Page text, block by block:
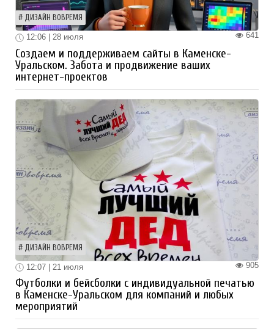
ДИЗАЙН ВОВРЕМЯ
641
12:06 | 28 июля
Создаем и поддерживаем сайты в Каменске-
Уральском. Забота и продвижение ваших
интернет-проектов
ДИЗАЙН ВОВРЕМЯ
905
12:07 | 21 июля
Футболки и бейсболки с индивидуальной печатью
в Каменске-Уральском для компаний и любых
мероприятий